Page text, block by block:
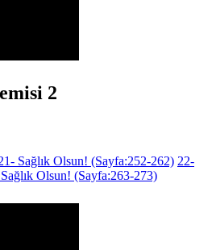
2
Sağlık Olsun! (Sayfa:252-262) 22-
Olsun! (Sayfa:263-273)